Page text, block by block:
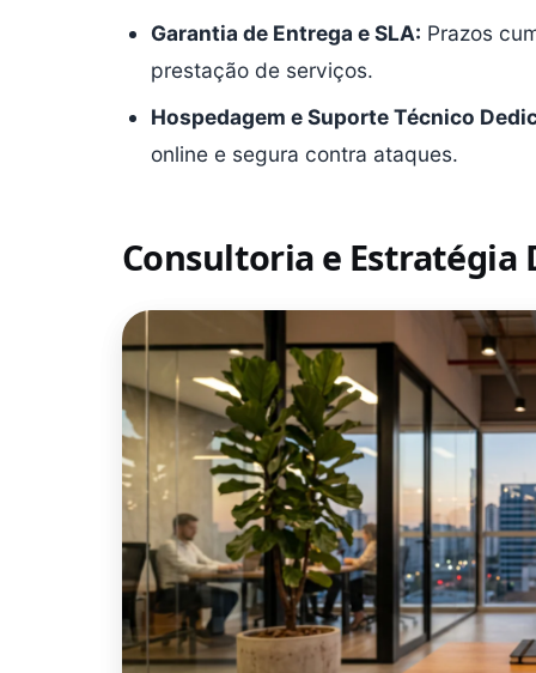
Garantia de Entrega e SLA: Prazos
prestação de serviços.
Hospedagem e Suporte Técnico
online e segura contra ataques.
Consultoria e